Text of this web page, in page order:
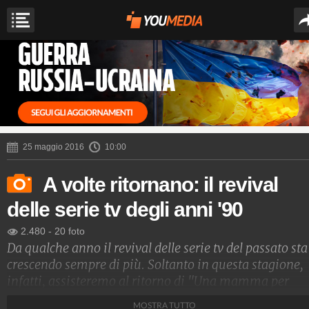
25 maggio 2016 10:00
A volte ritornano: il revival
delle serie tv degli anni '90
2.480 - 20 foto
Da qualche anno il revival delle serie tv del passato sta
crescendo sempre di più. Soltanto in questa stagione,
infatti, assisteremo al ritorno di "Una mamma per
MOSTRA TUTTO